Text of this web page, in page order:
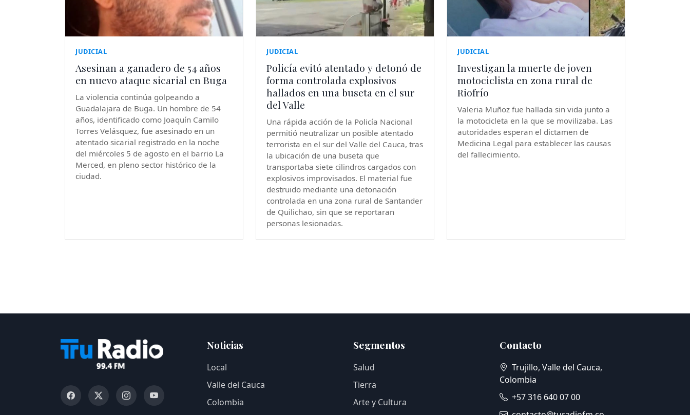
JUDICIAL
Asesinan a ganadero de 54 años
en nuevo ataque sicarial en Buga
La violencia continúa golpeando a
Guadalajara de Buga. Un hombre de 54
años, identificado como Joaquín Camilo
Torres Velásquez, fue asesinado en un
atentado sicarial registrado en la noche
del miércoles 5 de agosto en el barrio La
Merced, en pleno sector histórico de la
ciudad.
JUDICIAL
Policía evitó atentado y detonó de
forma controlada explosivos
hallados en una buseta en el sur
del Valle
Una rápida acción de la Policía Nacional
permitió neutralizar un posible atentado
terrorista en el sur del Valle del Cauca, tras
la ubicación de una buseta que
transportaba siete cilindros cargados con
explosivos improvisados. El material fue
destruido mediante una detonación
controlada en una zona rural de Santander
de Quilichao, sin que se reportaran
personas lesionadas.
JUDICIAL
Investigan la muerte de joven
motociclista en zona rural de
Riofrío
Valeria Muñoz fue hallada sin vida junto a
la motocicleta en la que se movilizaba. Las
autoridades esperan el dictamen de
Medicina Legal para establecer las causas
del fallecimiento.
Noticias
Local
Valle del Cauca
Colombia
Segmentos
Salud
Tierra
Arte y Cultura
Contacto
Trujillo, Valle del Cauca,
Colombia
+57 316 640 07 00